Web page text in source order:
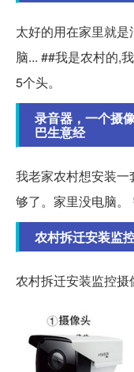
太好的用在家里就
脑... ##我是农村的,
5个头。
录音器，一个摄
巴生意经
我老家农村想安装
够了。家里没电脑。
农村拆迁安装监
农村拆迁安装监控